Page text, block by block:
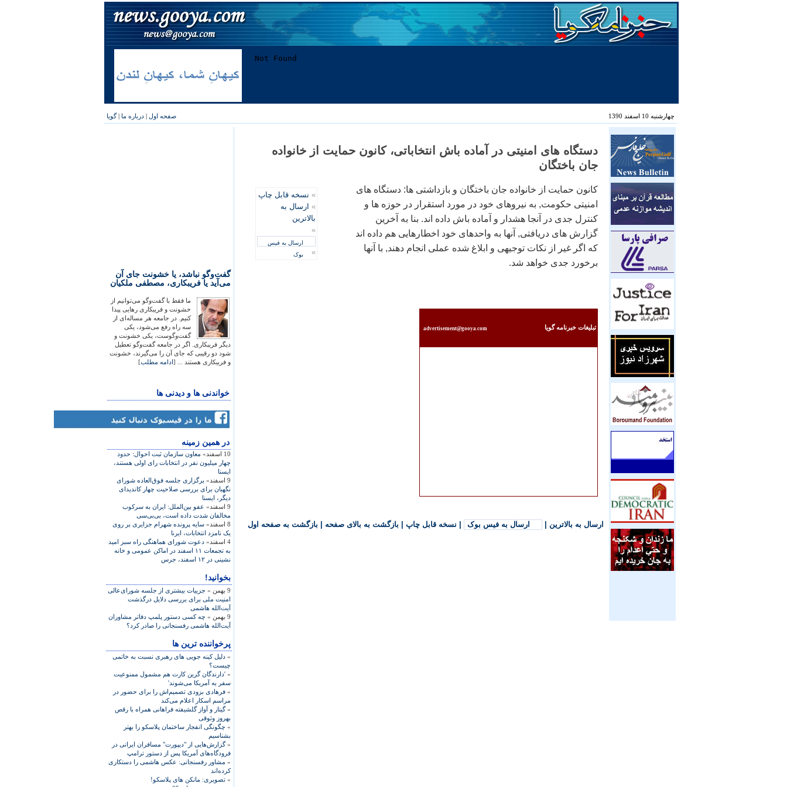
چهارشنبه 10 اسفند 1390 صفحه اول | درباره ما |گویا
گفت‌وگو نباشد، یا خشونت جای آن
می‌آید یا فریبکاری، مصطفی ملکیان
ما فقط با گفت‌وگو می‌توانیم از
خشونت و فریبکاری رهایی پیدا
کنیم. در جامعه هر مساله‌ای از
سه راه رفع می‌شود، یکی
گفت‌وگوست، یکی خشونت و
دیگر فریبکاری. اگر در جامعه گفت‌وگو تعطیل
شود دو رقیبی که جای آن را می‌گیرند، خشونت
و فریبکاری هستند ... [ادامه مطلب]
خواندنی ها و دیدنی ها
در همين زمينه
10 اسفند»
معاون سازمان ثبت ‌احوال: حدود
چهار ميليون نفر در انتخابات رای اولی هستند،
ايسنا
9 اسفند»
برگزاری جلسه فو‌ق‌العاده شورای
نگهبان برای بررسی صلاحيت چهار کانديدای
ديگر، ايسنا
9 اسفند»
عفو بين‌الملل: ايران به سرکوب
مخالفان شدت داده است، بی‌بی‌سی
8 اسفند»
سايه پرونده شهرام جزايری بر روی
يک نامزد انتخابات، ايرنا
4 اسفند»
دعوت شورای هماهنگی راه سبز اميد
به تجمعات ۱۱ اسفند در اماکن عمومی و خانه
نشينی در ۱۲ اسفند، جرس
بخوانید!
9 بهمن »
جزییات بیشتری از جلسه شورای‌عالی
امنیت ملی برای بررسی دلایل درگذشت
آیت‌الله هاشمی
9 بهمن »
چه کسی دستور پلمپ دفاتر مشاوران
آیت‌الله هاشمی رفسنجانی را صادر کرد؟
پرخواننده ترین ها
» دلیل کینه جویی های رهبری نسبت به خاتمی
چیست؟
» 'دارندگان گرین کارت هم مشمول ممنوعیت
سفر به آمریکا می‌شوند'
» فرهادی بزودی تصمیم‌اش را برای حضور در
مراسم اسکار اعلام می‌کند
»گیتار و آواز گلشیفته فراهانی همراه با رقص
بهروز وثوقی
» چگونگی انفجار ساختمان پلاسکو را بهتر
بشناسیم
»گزارش‌هایی از "دیپورت" مسافران ایرانی در
فرودگاه‌های آمریکا پس از دستور ترامپ
» مشاور رفسنجانی: عکس هاشمی را دستکاری
کرده‌اند
» تصویری: مانکن های پلاسکو!
دستگاه های امنيتی در آماده باش انتخاباتی، کانون حمايت از خانواده
جان باختگان
» نسخه قابل چاپ
» ارسال به
بالاترین
»
ارسال به فیس
بوک
»
کانون حمايت از خانواده جان باختگان و بازداشتی ها: دستگاه های
امنيتی حکومت, به نيروهای خود در مورد استقرار در حوزه ها و
کنترل جدی در آنجا هشدار و آماده باش داده اند. بنا به آخرين
گزارش های دريافتی, آنها به واحدهای خود اخطارهايی هم داده اند
که اگر غير از نکات توجيهی و ابلاغ شده عملی انجام دهند, با آنها
برخورد جدی خواهد شد.
تبليغات خبرنامه گويا advertisement@gooya.com
ارسال به بالاترین ارسال به فیس بوک نسخه قابل چاپ بازگشت به بالای صفحه بازگشت به صفحه اول